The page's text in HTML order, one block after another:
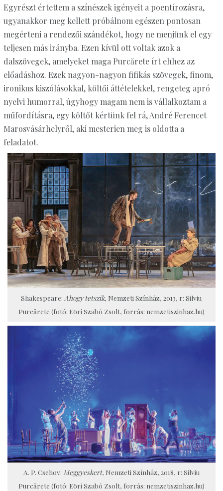
Egyrészt értettem a színészek igényeit a poentírozásra,
ugyanakkor meg kellett próbálnom egészen pontosan
megérteni a rendezői szándékot, hogy ne menjünk el egy
teljesen más irányba. Ezen kívül ott voltak azok a
dalszövegek, amelyeket maga Purcărete írt ehhez az
előadáshoz. Ezek nagyon-nagyon fifikás szövegek, finom,
ironikus kiszólásokkal, költői áttételekkel, rengeteg apró
nyelvi humorral, úgyhogy magam nem is vállalkoztam a
műfordításra, egy költőt kértünk fel rá, André Ferencet
Marosvásárhelyről, aki mesterien meg is oldotta a
feladatot.
Shakespeare: Ahogy tetszik, Nemzeti Színház, 2013, r: Silviu
Purcărete (fotó: Eöri Szabó Zsolt, forrás: nemzetiszinhaz.hu)
A. P. Csehov: Meggyeskert, Nemzeti Színház, 2018, r: Silviu
Purcărete (fotó: Eöri Szabó Zsolt, forrás: nemzetiszinhaz.hu)